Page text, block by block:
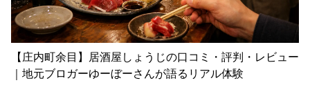
【庄内町余目】居酒屋しょうじの口コミ・評判・レビュー
｜地元ブロガーゆーぼーさんが語るリアル体験